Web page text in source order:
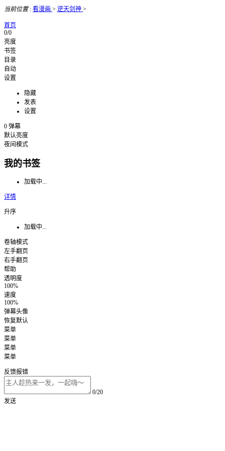
当前位置: 看漫画 > 逆天剑神 >
首页
0/0
亮度
书签
目录
自动
设置
隐藏
发表
设置
0 弹幕
默认亮度
夜间模式
我的书签
加载中...
详情
升序
加载中...
卷轴模式
左手翻页
右手翻页
帮助
透明度
100%
速度
100%
弹幕头像
恢复默认
菜单
菜单
菜单
菜单
反馈报错
0/20
发送